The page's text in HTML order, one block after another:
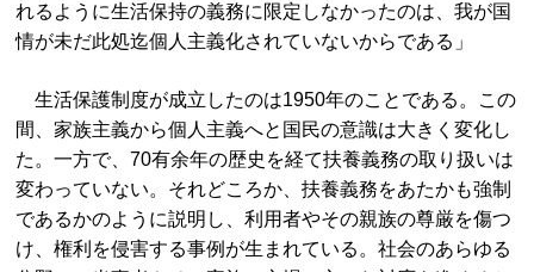
れるように生活保持の義務に限定しなかったのは、我が国
情が未だ此処迄個人主義化されていないからである」
生活保護制度が成立したのは1950年のことである。この
間、家族主義から個人主義へと国民の意識は大きく変化し
た。一方で、70有余年の歴史を経て扶養義務の取り扱いは
変わっていない。それどころか、扶養義務をあたかも強制
であるかのように説明し、利用者やその親族の尊厳を傷つ
け、権利を侵害する事例が生まれている。社会のあらゆる